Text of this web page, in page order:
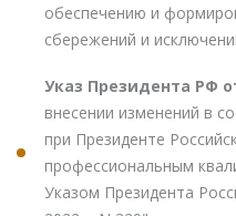
обеспечению и
сбережений и
Указ Президента РФ
внесении изменений в
при Президенте
профессиональным
Указом Президента